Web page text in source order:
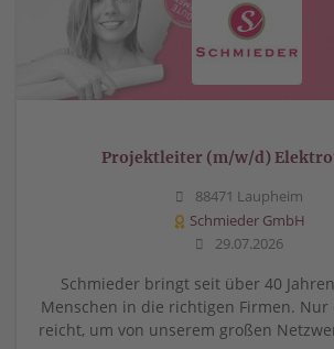
Projektleiter (m/w/d)
88471 Laupheim
Schmieder GmbH
29.07.2026
Schmieder bringt seit über 40
Menschen in die richtigen Firmen. Nur
reicht, um von unserem großen